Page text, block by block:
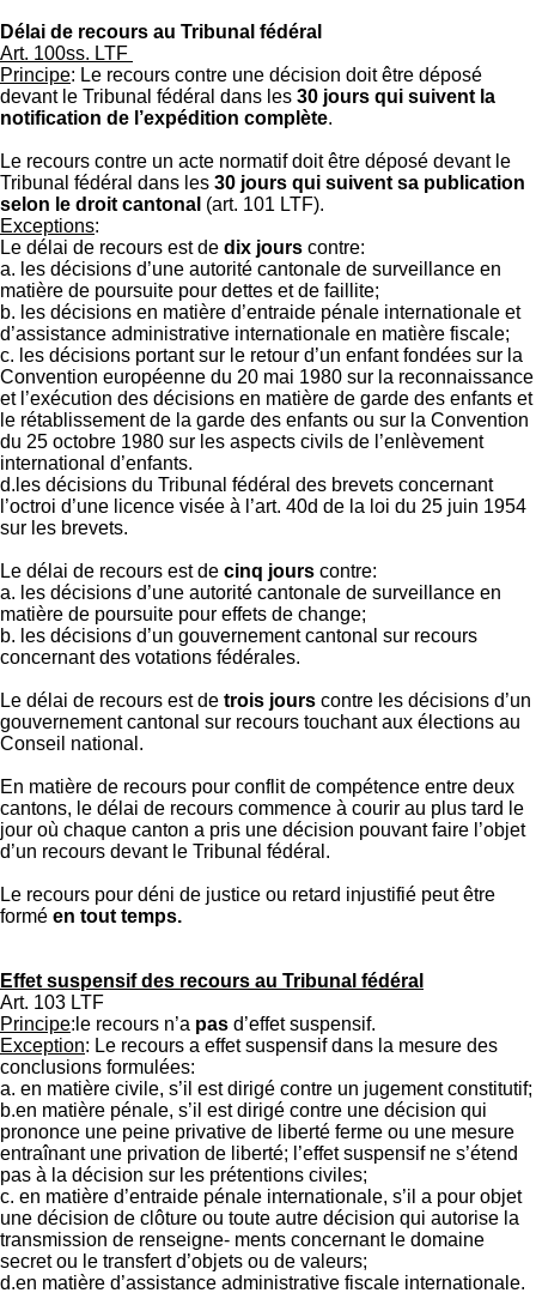
Délai de recours au Tribunal fédéral
Art. 100ss. LTF
Principe: Le recours contre une décision doit être déposé
devant le Tribunal fédéral dans les 30 jours qui suivent la
notification de l’expédition complète.
Le recours contre un acte normatif doit être déposé devant le
Tribunal fédéral dans les 30 jours qui suivent sa publication
selon le droit cantonal (art. 101 LTF).
Exceptions:
Le délai de recours est de dix jours contre:
a. les décisions d’une autorité cantonale de surveillance en
matière de poursuite pour dettes et de faillite;
b. les décisions en matière d’entraide pénale internationale et
d’assistance administrative internationale en matière fiscale;
c. les décisions portant sur le retour d’un enfant fondées sur la
Convention européenne du 20 mai 1980 sur la reconnaissance
et l’exécution des décisions en matière de garde des enfants et
le rétablissement de la garde des enfants ou sur la Convention
du 25 octobre 1980 sur les aspects civils de l’enlèvement
international d’enfants.
d.les décisions du Tribunal fédéral des brevets concernant
l’octroi d’une licence visée à l’art. 40d de la loi du 25 juin 1954
sur les brevets.
Le délai de recours est de cinq jours contre:
a. les décisions d’une autorité cantonale de surveillance en
matière de poursuite pour effets de change;
b. les décisions d’un gouvernement cantonal sur recours
concernant des votations fédérales.
Le délai de recours est de trois jours contre les décisions d’un
gouvernement cantonal sur recours touchant aux élections au
Conseil national.
En matière de recours pour conflit de compétence entre deux
cantons, le délai de recours commence à courir au plus tard le
jour où chaque canton a pris une décision pouvant faire l’objet
d’un recours devant le Tribunal fédéral.
Le recours pour déni de justice ou retard injustifié peut être
formé en tout temps.
Effet suspensif des recours au Tribunal fédéral
Art. 103 LTF
Principe:le recours n’a pas d’effet suspensif.
Exception: Le recours a effet suspensif dans la mesure des
conclusions formulées:
a. en matière civile, s’il est dirigé contre un jugement constitutif;
b.en matière pénale, s’il est dirigé contre une décision qui
prononce une peine privative de liberté ferme ou une mesure
entraînant une privation de liberté; l’effet suspensif ne s’étend
pas à la décision sur les prétentions civiles;
c. en matière d’entraide pénale internationale, s’il a pour objet
une décision de clôture ou toute autre décision qui autorise la
transmission de renseigne- ments concernant le domaine
secret ou le transfert d’objets ou de valeurs;
d.en matière d’assistance administrative fiscale internationale.